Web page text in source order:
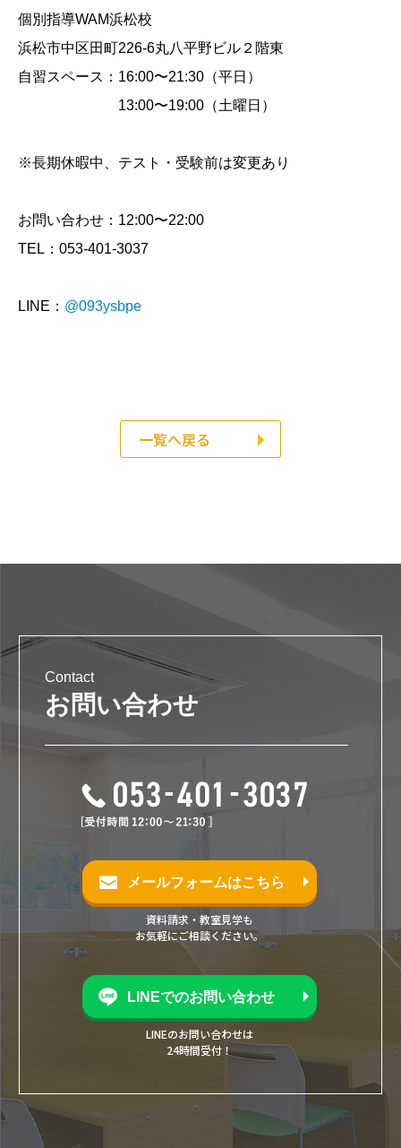
個別指導WAM浜松校
浜松市中区田町226-6丸八平野ビル２階東
自習スペース：16:00〜21:30（平日）
13:00〜19:00（土曜日）
※長期休暇中、テスト・受験前は変更あり
お問い合わせ：12:00〜22:00
TEL：053-401-3037
LINE： @093ysbpe
一覧へ戻る
Contact
お問い合わせ
メールフォームはこちら
資料請求・教室見学も
お気軽にご相談ください。
LINEでのお問い合わせ
LINEのお問い合わせは
24時間受付！